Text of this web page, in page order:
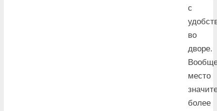
с
во
дворе.
место
более